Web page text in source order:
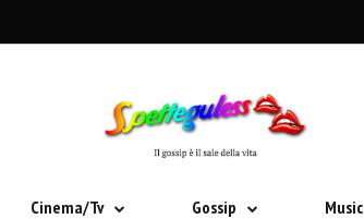
Cinema/Tv Gossip Music